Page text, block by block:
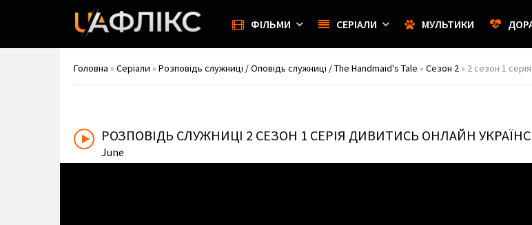
ФІЛЬМИ СЕРІАЛИ МУЛЬТИКИ
Головна » Серіали » Розповідь служниці / Оповідь служниці / The Handmaid's Tale » Сезон 2 » 2 сезон 1 серія
РОЗПОВІДЬ СЛУЖНИЦІ 2 СЕЗОН 1 СЕРІЯ ДИВИТИСЬ ОНЛАЙН
June